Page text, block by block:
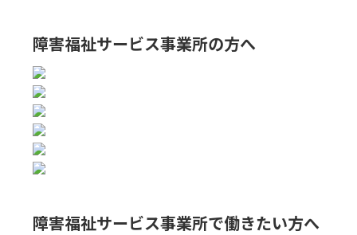
障害福祉サービス事業所の方へ
障害福祉サービス事業所で働きたい方へ